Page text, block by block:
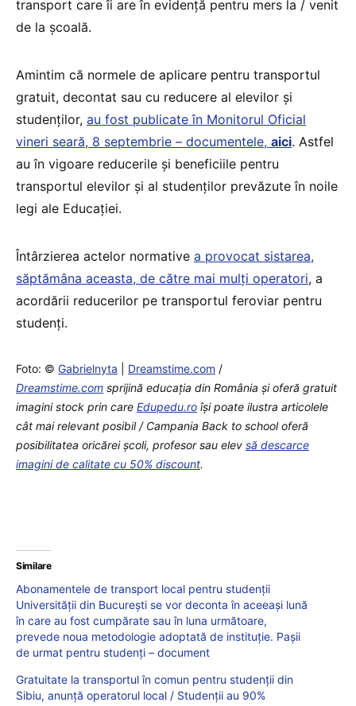
transport care îi are în evidență pentru mers la / venit
de la școală.
Amintim că normele de aplicare pentru transportul
gratuit, decontat sau cu reducere al elevilor și
studenților, au fost publicate în Monitorul Oficial
vineri seară, 8 septembrie – documentele, aici. Astfel
au în vigoare reducerile și beneficiile pentru
transportul elevilor și al studenților prevăzute în noile
legi ale Educației.
Întârzierea actelor normative a provocat sistarea,
săptămâna aceasta, de către mai mulți operatori, a
acordării reducerilor pe transportul feroviar pentru
studenți.
Foto: © Gabrielnyta Dreamstime.com /
Dreamstime.com sprijină educaţia din România şi oferă gratuit
imagini stock prin care Edupedu.ro îşi poate ilustra articolele
cât mai relevant posibil / Campania Back to school oferă
posibilitatea oricărei școli, profesor sau elev să descarce
imagini de calitate cu 50% discount.
Similare
Abonamentele de transport local pentru studenții
Universității din București se vor deconta în aceeași lună
în care au fost cumpărate sau în luna următoare,
prevede noua metodologie adoptată de instituție. Pașii
de urmat pentru studenți – document
Gratuitate la transportul în comun pentru studenții din
Sibiu, anunță operatorul local / Studenții au 90%